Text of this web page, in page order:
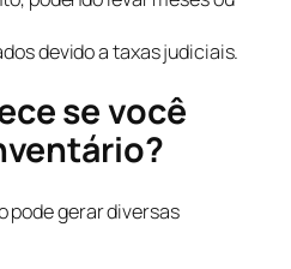
devido a taxas judiciais.
se você
pode gerar diversas